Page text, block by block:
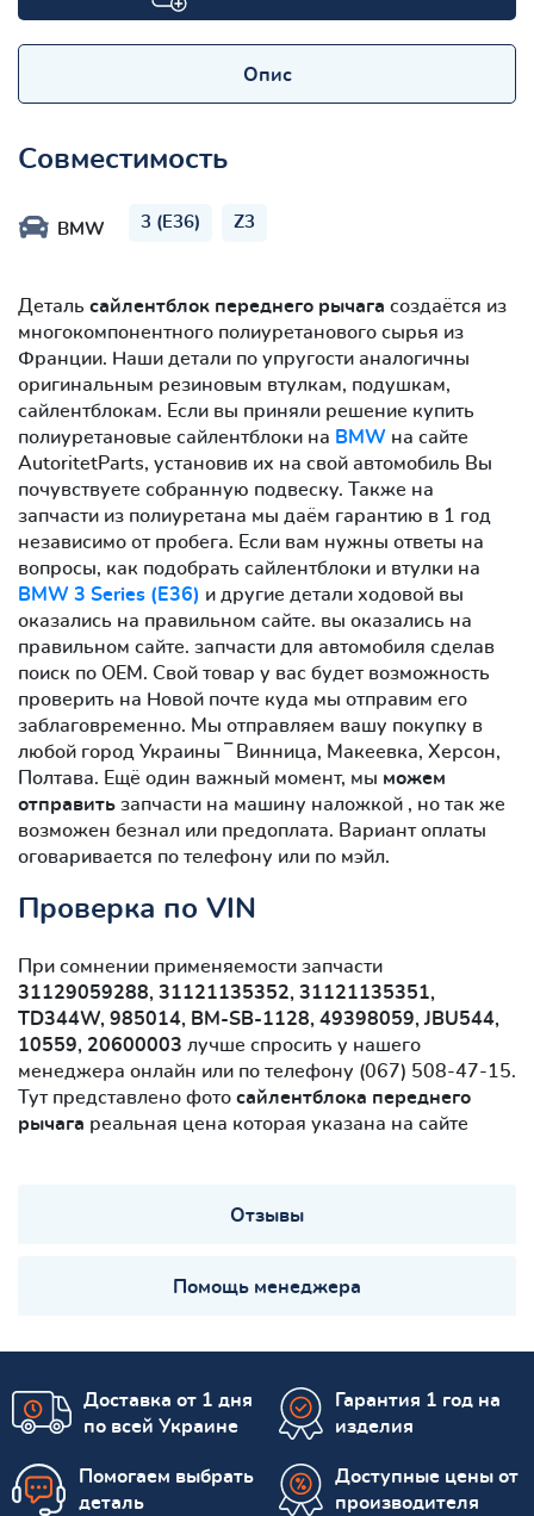
Опис
Совместимость
BMW 3 (E36) Z3
Деталь сайлентблок переднего рычага создаётся из
многокомпонентного полиуретанового сырья из
Франции. Наши детали по упругости аналогичны
оригинальным резиновым втулкам, подушкам,
сайлентблокам. Если вы приняли решение купить
полиуретановые сайлентблоки на BMW на сайте
AutoritetParts, установив их на свой автомобиль Вы
почувствуете собранную подвеску. Также на
запчасти из полиуретана мы даём гарантию в 1 год
независимо от пробега. Если вам нужны ответы на
вопросы, как подобрать сайлентблоки и втулки на
BMW 3 Series (E36) и другие детали ходовой вы
оказались на правильном сайте. вы оказались на
правильном сайте. запчасти для автомобиля сделав
поиск по OEM. Свой товар у вас будет возможность
проверить на Новой почте куда мы отправим его
заблаговременно. Мы отправляем вашу покупку в
любой город Украины ‾ Винница, Макеевка, Херсон,
Полтава. Ещё один важный момент, мы можем
отправить запчасти на машину наложкой , но так же
возможен безнал или предоплата. Вариант оплаты
оговаривается по телефону или по мэйл.
Проверка по VIN
При сомнении применяемости запчасти
31129059288, 31121135352, 31121135351,
TD344W, 985014, BM-SB-1128, 49398059, JBU544,
10559, 20600003 лучше спросить у нашего
менеджера онлайн или по телефону (067) 508-47-15.
Тут представлено фото сайлентблокa переднего
рычага реальная цена которая указана на сайте
Отзывы
Помощь менеджера
Доставка от 1 дня
по всей Украине
Гарантия 1 год на
изделия
Помогаем выбрать
деталь
Доступные цены от
производителя